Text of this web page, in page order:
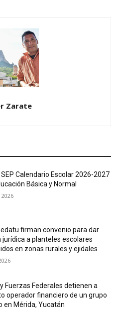
Zarate
SEP Calendario Escolar 2026-2027
Básica y Normal
firman convenio para dar
jurídica a planteles escolares
en zonas rurales y ejidales
Fuerzas Federales detienen a
operador financiero de un grupo
en Mérida, Yucatán